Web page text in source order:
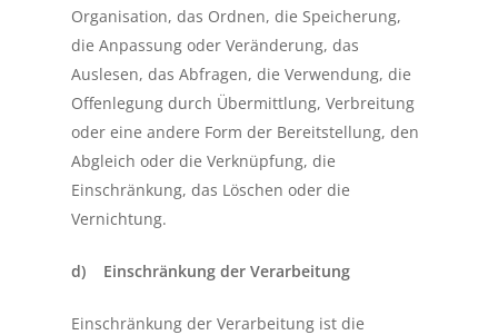
Organisation, das Ordnen, die Speicherung,
die Anpassung oder Veränderung, das
Auslesen, das Abfragen, die Verwendung, die
Offenlegung durch Übermittlung, Verbreitung
oder eine andere Form der Bereitstellung, den
Abgleich oder die Verknüpfung, die
Einschränkung, das Löschen oder die
Vernichtung.
d) Einschränkung der Verarbeitung
Einschränkung der Verarbeitung ist die